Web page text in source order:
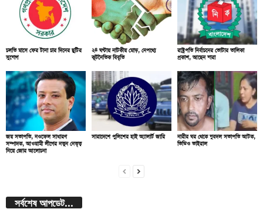
চলতি মাসে ফের টানা চার দিনের ছুটির
সুযোগ
২৪ ঘণ্টায় নাটকীয় মোড়, নেপথ্যে
কূটনৈতিক বিবৃতি
রাষ্ট্রপতি নির্বাচনের ভোটার তালিকা
প্রকাশ, আছেন যারা
জয় সভাপতি, নওফেল সাধারণ
সম্পাদক, আওয়ামী লীগের নতুন নেতৃত্ব
নিয়ে জোর আলোচনা
সারাদেশে পুলিশের হাই অ্যালার্ট জারি
নারীর ঘর থেকে যুবদল সভাপতি আটক,
ভিডিও ভাইরাল
সর্বশেষ আপডেট...